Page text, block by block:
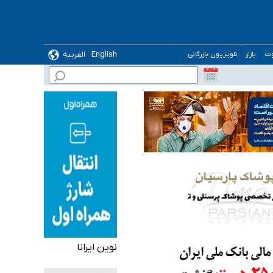
بازار تلویزیون بازرگانی English
العربیه
می‌شود
نوین ایرانا